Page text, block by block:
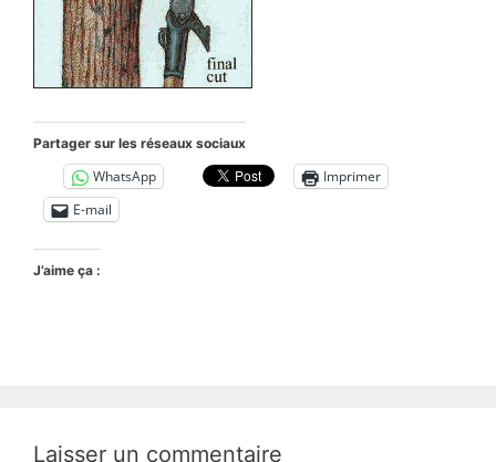
Partager sur les réseaux sociaux
WhatsApp
Imprimer
E-mail
J’aime ça :
Laisser un commentaire